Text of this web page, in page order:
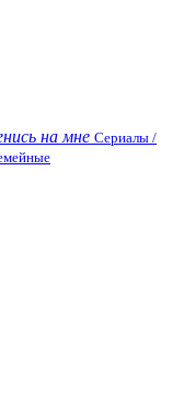
на мне Сериалы /